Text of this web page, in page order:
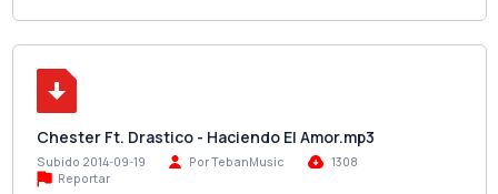
Chester Ft. Drastico - Haciendo El Amor.mp3
Subido 2014-09-19 Por TebanMusic
1308
Reportar